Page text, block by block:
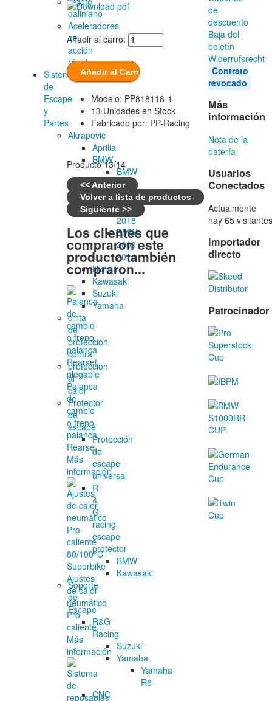
daliniano
Aceleradores
de
acción
rápida
Sisteme
de
Escape
y
Partes
Akrapovic
Aprilia
BMW
BMW
2019-
BMW
2015-
2018
BMW
2009-
2014
Honda
Kawasaki
Suzuki
Yamaha
cinta
de
proteccion
contra
proteccion
al
calor
Protector
de
escape
Protección
de
escape
universal
R
&
G
racing
escape
protector
BMW
Kawasaki
Soporte
de
Escape
R&G
Racing
Suzuki
Yamaha
Yamaha
R6
CNC
Añadir al carro:
Modelo: PP818118-1
13 Unidades en Stock
Fabricado por: PP-Racing
Producto 13/14
<< Anterior
Volver a lista de productos
Siguiente >>
Los clientes que
compraron este
producto también
compraron...
Palanca
de
cambio
o freno
palanca
Rearse...
Más
información
Ajustes
de calor
neumático
Pro
caliente...
Más
información
de
descuento
Baja del
boletín
Widerrufsrecht
Contrato
revocado
Más
información
Nota de la
batería
Usuarios
Conectados
Actualmente
hay 65
importador
directo
Patrocinador